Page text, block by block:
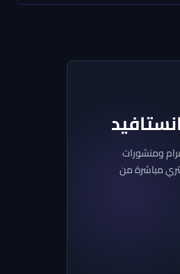
ومنشورات
مباشرة من